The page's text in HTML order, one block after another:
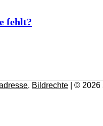
fehlt?
, Bildrechte | ©